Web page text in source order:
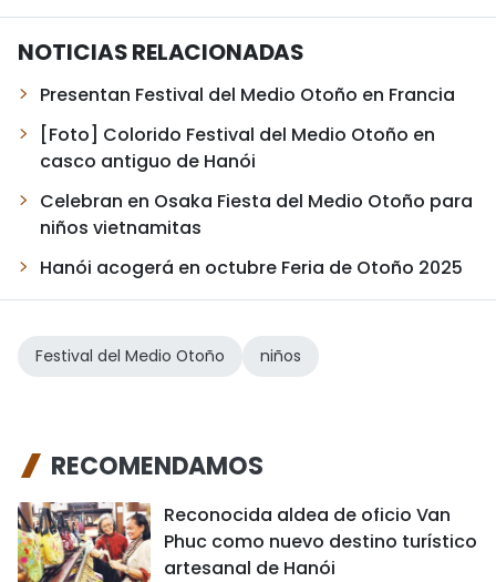
NOTICIAS RELACIONADAS
Presentan Festival del Medio Otoño en Francia
[Foto] Colorido Festival del Medio Otoño en
casco antiguo de Hanói
Celebran en Osaka Fiesta del Medio Otoño para
niños vietnamitas
Hanói acogerá en octubre Feria de Otoño 2025
Festival del Medio Otoño niños
RECOMENDAMOS
Reconocida aldea de oficio Van
Phuc como nuevo destino turístico
artesanal de Hanói